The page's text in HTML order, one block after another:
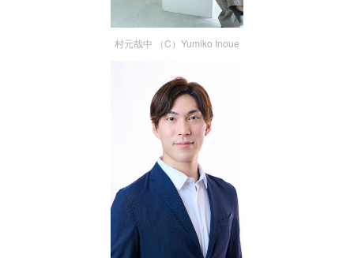
村元哉中 （C）Yumiko Inoue